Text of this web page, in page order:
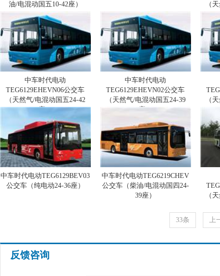
油/电混动国五10-42座）
（
中车时代电动
TEG6129EHEVN06公交车
（天然气/电混动国五24-42
座）
中车时代电动
TEG6129EHEVN02公交车
（天然气/电混动国五24-39
（
中车时代电动TEG6129BEV03
公交车（纯电动24-36座）
中车时代电动TEG6219CHEV
公交车（柴油/电混动国四24-
39座）
（
33条 上
反馈咨询